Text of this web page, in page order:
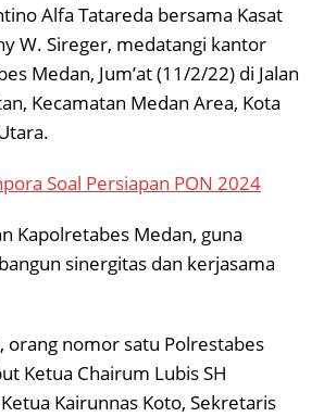
Alfa Tatareda bersama Kasat
W. Sireger, medatangi kantor
Medan, Jum’at (11/2/22) di Jalan
Kecamatan Medan Area, Kota
Soal Persiapan PON 2024
Kapolretabes Medan, guna
sinergitas dan kerjasama
orang nomor satu Polrestabes
Ketua Chairum Lubis SH
Kairunnas Koto, Sekretaris